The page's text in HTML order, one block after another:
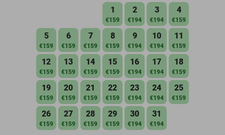
1
€159
2
€194
3
€194
4
€159
5
€159
6
€159
7
€159
8
€159
9
€194
10
€194
11
€159
12
€159
13
€159
14
€159
15
€159
16
€194
17
€194
18
€159
19
€159
20
€159
21
€159
22
€159
23
€194
24
€194
25
€159
26
€159
27
€159
28
€159
29
€159
30
€194
31
€194